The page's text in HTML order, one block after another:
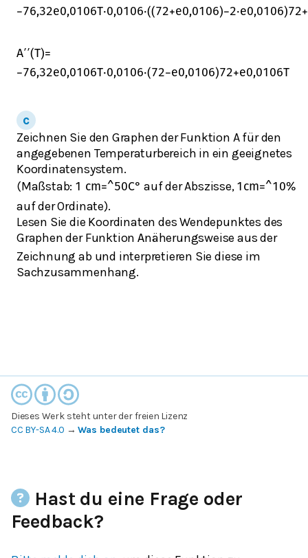
−76,32e0,0106T⋅0,0106⋅((72+e0,0106)−2⋅e0,0106)72+
A′′(T)=
−76,32e0,0106T⋅0,0106⋅(72−e0,0106)72+e0,0106T
Zeichnen Sie den Graphen der Funktion A für den
angegebenen Temperaturbereich in ein geeignetes
Koordinatensystem.
(Maßstab: 1 cm=^50C° auf der Abszisse, 1 cm=^10%
auf der Ordinate).
Lesen Sie die Koordinaten des Wendepunktes des
Graphen der Funktion Anäherungsweise aus der
Zeichnung ab und interpretieren Sie diese im
Sachzusammenhang.
Dieses Werk steht unter der freien Lizenz
CC BY-SA 4.0 →Was bedeutet das?
Hast du eine Frage oder
Feedback?